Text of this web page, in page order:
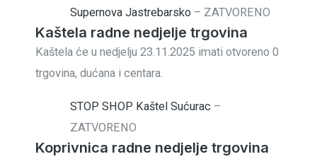
Supernova Jastrebarsko – ZATVORENO
Kaštela radne nedjelje trgovina
Kaštela će u nedjelju 23.11.2025 imati otvoreno 0
trgovina, dućana i centara.
STOP SHOP Kaštel Sućurac –
ZATVORENO
Koprivnica radne nedjelje trgovina